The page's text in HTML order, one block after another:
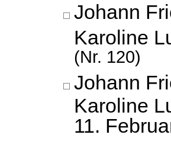
Johann
Karoline
(Nr. 120)
Johann
Karoline
11.